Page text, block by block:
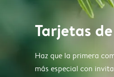
Tarjetas
Haz que la primera
más especial con